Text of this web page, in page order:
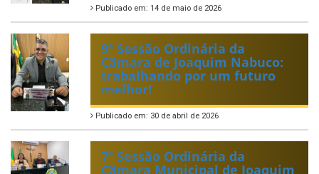
Publicado em: 14 de maio de 2026
9ª Sessão Ordinária da
Câmara de Joaquim Nabuco:
trabalhando por um futuro
melhor!
Publicado em: 30 de abril de 2026
7ª Sessão Ordinária da
Câmara Municipal de Joaquim